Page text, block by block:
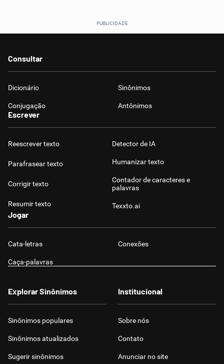
Consultar
Dicionário Sinônimos
Conjugação Antônimos
Escrever
Reescrever texto
Parafrasear texto
Corrigir texto
Resumir texto
Detector de IA
Humanizar texto
Contador de caracteres e
palavras
Texxto.ai
Jogar
Cata-letras Conexões
Caça-palavras
Explorar Sinônimos
Sinônimos populares
Sinônimos atualizados
Sugerir sinônimos
Institucional
Sobre nós
Contato
Anunciar no site